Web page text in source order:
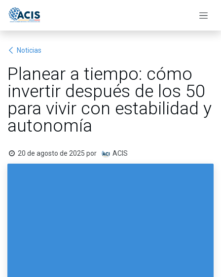
Noticias
Planear a tiempo: cómo
invertir después de los 50
para vivir con estabilidad y
autonomía
20 de agosto de 2025 por ACIS